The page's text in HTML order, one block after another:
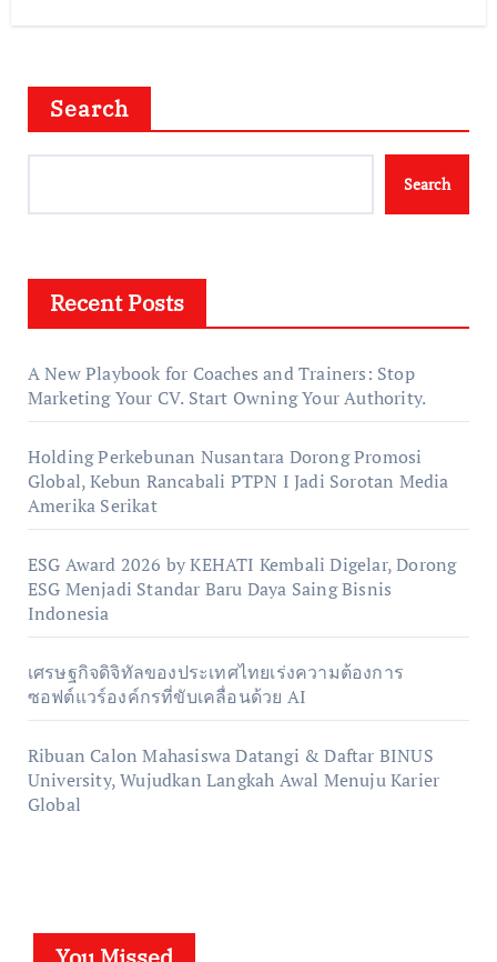
Search
Search
Recent Posts
A New Playbook for Coaches and Trainers: Stop
Marketing Your CV. Start Owning Your Authority.
Holding Perkebunan Nusantara Dorong Promosi
Global, Kebun Rancabali PTPN I Jadi Sorotan Media
Amerika Serikat
ESG Award 2026 by KEHATI Kembali Digelar, Dorong
ESG Menjadi Standar Baru Daya Saing Bisnis
Indonesia
เศรษฐกิจดิจิทัลของประเทศไทยเร่งความต้องการ
ซอฟต์แวร์องค์กรที่ขับเคลื่อนด้วย AI
Ribuan Calon Mahasiswa Datangi & Daftar BINUS
University, Wujudkan Langkah Awal Menuju Karier
Global